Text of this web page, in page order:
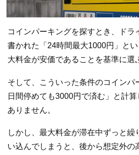
コインパーキングを探すとき、ドラ
書かれた「24時間最大1000円」と
大料金が安価であることを基準に選
そして、こういった条件のコインパ
日間停めても3000円で済む」と計算
ありません。
しかし、最大料金が滞在中ずっと繰
い込んでしまうと、後から想定外の